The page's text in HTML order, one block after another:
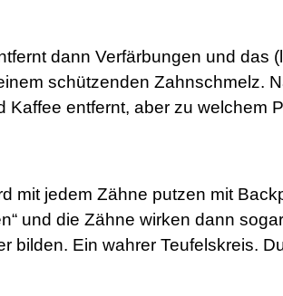
dann Verfärbungen und
schützenden Zahnschmelz.
Kaffee entfernt, aber zu welchem
mit jedem Zähne putzen mit
und die Zähne wirken dann
bilden. Ein wahrer Teufelskreis.